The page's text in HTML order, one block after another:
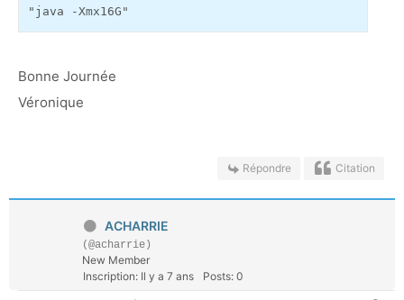
"java -Xmx16G"
Bonne Journée
Véronique
Répondre Citation
ACHARRIE
(@acharrie)
New Member
Inscription: Il y a 7 ans
Posts: 0